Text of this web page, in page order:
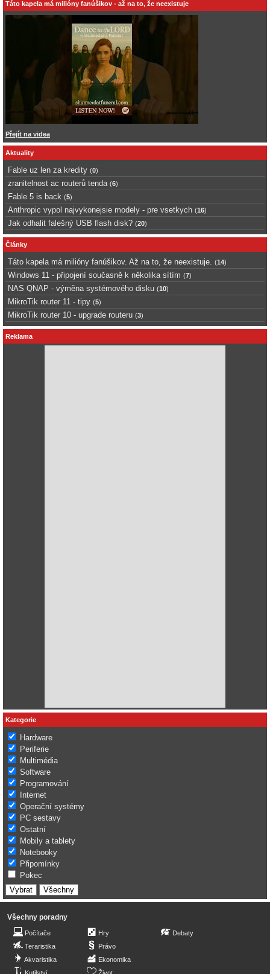
Táto kapela má milióny fanúšikov - až na to, že neexistuje
Přejít na videa
Aktuality
Fable uz len za kredity (0)
zranitelnost ac routerů tenda (6)
Fable 5 is back (5)
Anthropic vypol najvykonejsie modely - pre vsetkych (16)
Jak odhalit falešný USB flash disk? (20)
Články
Táto kapela má milióny fanúšikov. Až na to, že neexistuje. (14)
Windows 11 - připojení současně k několika sítím (7)
NAS QNAP - výměna systémového disku (10)
MikroTik router 11 - tipy (5)
MikroTik router 10 - upgrade routeru (3)
Reklama
Kategorie
Hardware
Periferie
Multimédia
Software
Programování
Internet
Operační systémy
PC sestavy
Ostatní
Mobily a tablety
Notebooky
Připomínky
Pokec
Všechny poradny
Počítače
Teraristika
Akvaristika
Hry
Právo
Ekonomika
Debaty